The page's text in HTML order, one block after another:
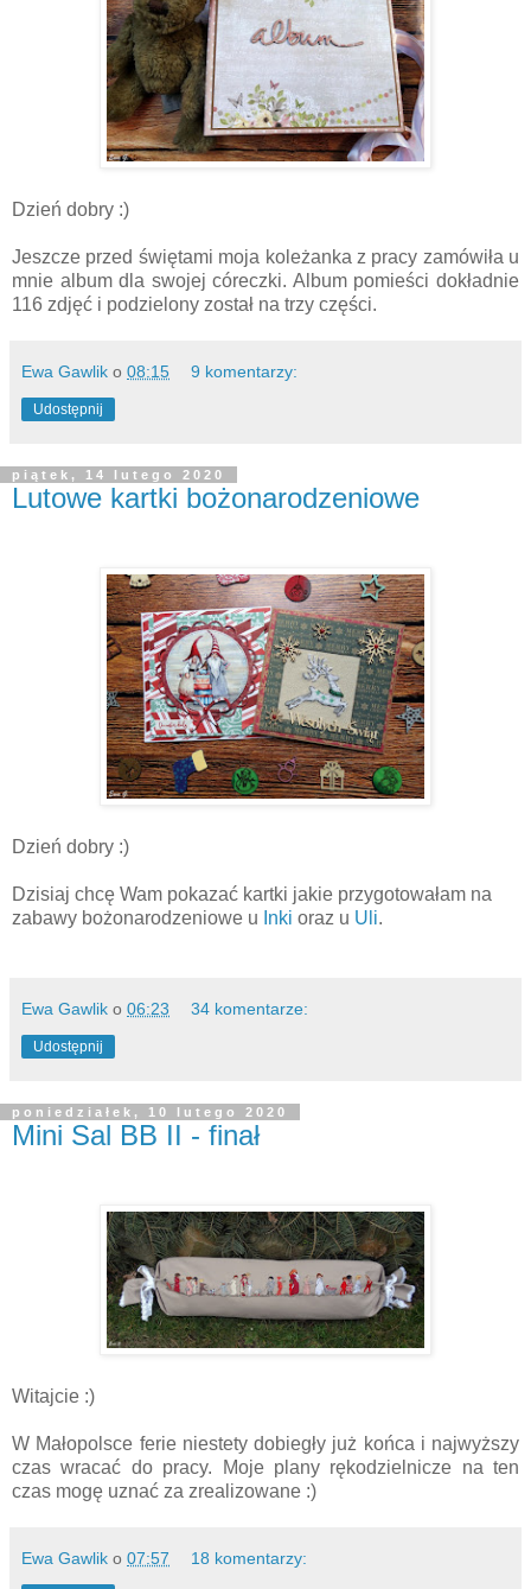
Dzień dobry :)
Jeszcze przed świętami moja koleżanka z pracy zamówiła u
mnie album dla swojej córeczki. Album pomieści dokładnie
116 zdjęć i podzielony został na trzy części.
Ewa Gawlik o 08:15 9 komentarzy:
Udostępnij
piątek, 14 lutego 2020
Lutowe kartki bożonarodzeniowe
Dzień dobry :)
Dzisiaj chcę Wam pokazać kartki jakie przygotowałam na
zabawy bożonarodzeniowe u Inki oraz u Uli.
Ewa Gawlik o 06:23 34 komentarze:
Udostępnij
poniedziałek, 10 lutego 2020
Mini Sal BB II - finał
Witajcie :)
W Małopolsce ferie niestety dobiegły już końca i najwyższy
czas wracać do pracy. Moje plany rękodzielnicze na ten
czas mogę uznać za zrealizowane :)
Ewa Gawlik o 07:57 18 komentarzy: